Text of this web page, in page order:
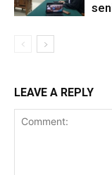
LEAVE A REPLY